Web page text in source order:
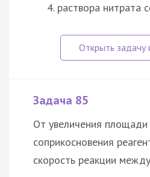
раствора нитрата
Задача 85
От увеличения площади
соприкосновения
скорость реакции между